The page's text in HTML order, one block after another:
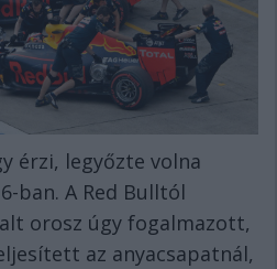
érzi, legyőzte volna
ban. A Red Bulltól
orosz úgy fogalmazott,
az anyacsapatnál,